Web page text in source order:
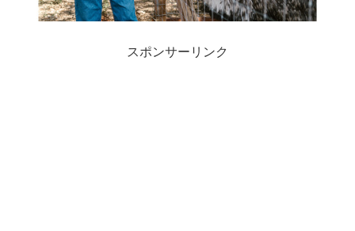
スポンサーリンク